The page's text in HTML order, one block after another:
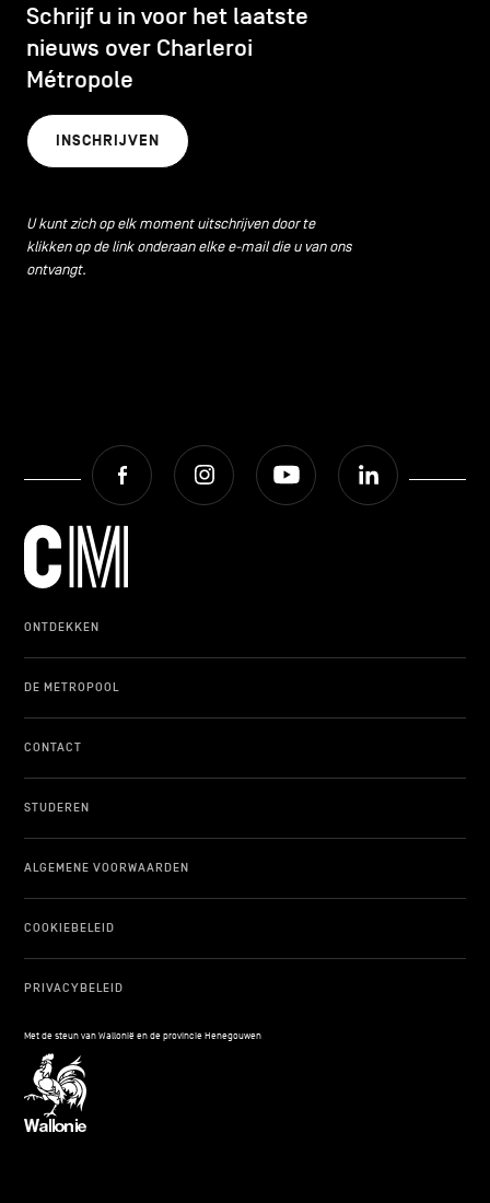
Schrijf u in voor het laatste
nieuws over Charleroi
Métropole
INSCHRIJVEN
U kunt zich op elk moment uitschrijven door te
klikken op de link onderaan elke e-mail die u van ons
ontvangt.
Facebook Instagram Youtube
ONTDEKKEN
DE METROPOOL
CONTACT
STUDEREN
ALGEMENE VOORWAARDEN
COOKIEBELEID
PRIVACYBELEID
Met de steun van Wallonië en de provincie Henegouwen